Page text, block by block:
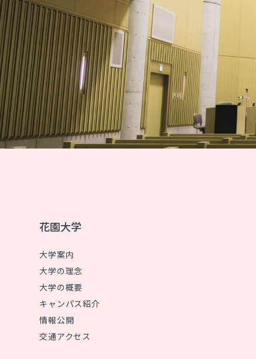
花園大学
大学案内
大学の理念
大学の概要
キャンパス紹介
情報公開
交通アクセス